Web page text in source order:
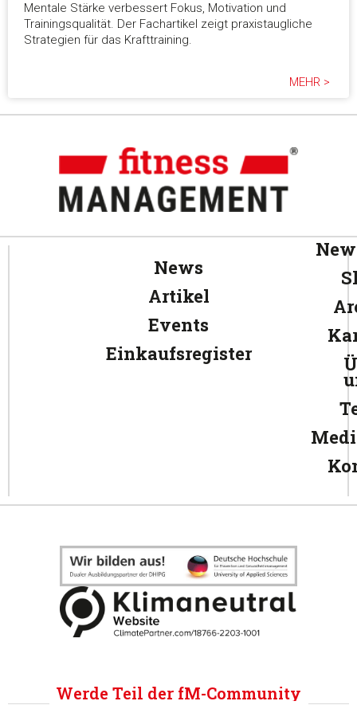
Mentale Stärke verbessert Fokus, Motivation und
Trainingsqualität. Der Fachartikel zeigt praxistaugliche
Strategien für das Krafttraining.
MEHR >
News
Artikel
Events
Einkaufsregister
Werde Teil der fM-Community